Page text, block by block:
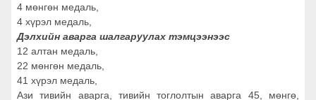
4 мөнгөн медаль,
4 хүрэл медаль,
Дэлхийн аварга шалгаруулах тэмцээнээс
12 алтан медаль,
22 мөнгөн медаль,
41 хүрэл медаль,
Ази тивийн аварга, тивийн тоглолтын аварга 45, мөнгө,